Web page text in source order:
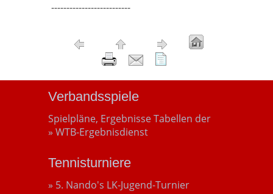
--------------------------
Verbandsspiele
Spielpläne, Ergebnisse Tabellen der
» WTB-Ergebnisdienst
Tennisturniere
» 5. Nando's LK-Jugend-Turnier